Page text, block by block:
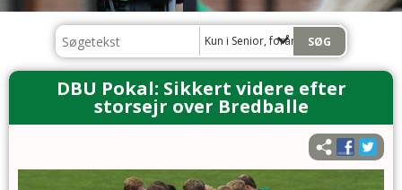
Kun i Senior, forår 2020
DBU Pokal: Sikkert videre efter
storsejr over Bredballe